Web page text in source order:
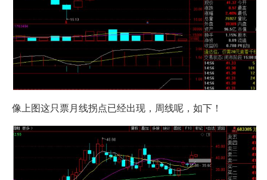
像上图这只票月线拐点已经出现，周线呢，如下！